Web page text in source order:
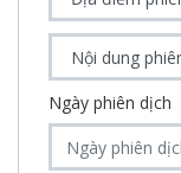
Ngày phiên dịch